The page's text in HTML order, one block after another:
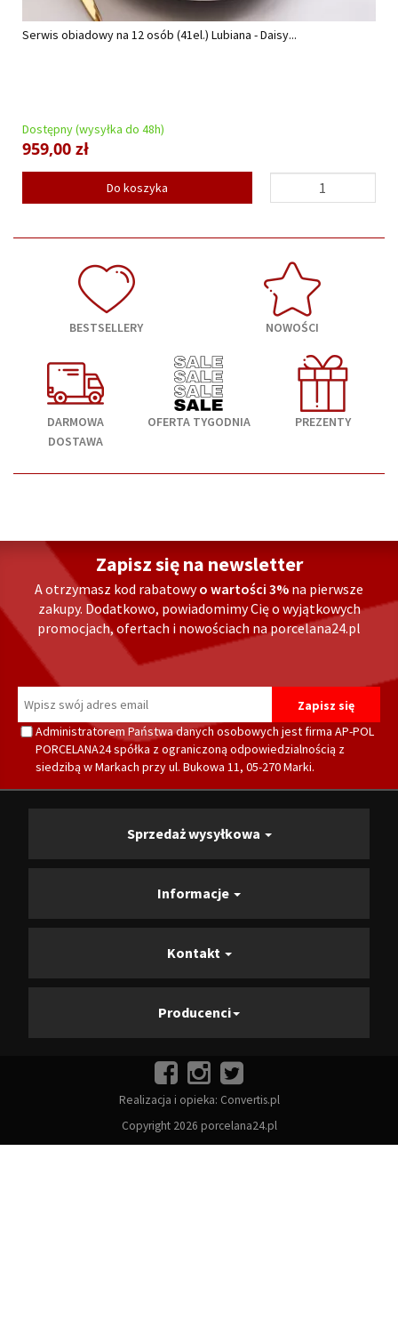
Serwis obiadowy na 12 osób (41el.) Lubiana - Daisy...
Dostępny (wysyłka do 48h)
959,00 zł
Do koszyka
BESTSELLERY NOWOŚCI
DARMOWA
DOSTAWA
OFERTA TYGODNIA PREZENTY
Zapisz się na newsletter
A otrzymasz kod rabatowyo wartości 3% na pierwsze
zakupy. Dodatkowo, powiadomimy Cię o wyjątkowych
promocjach, ofertach i nowościach na porcelana24.pl
Administratorem Państwa danych osobowych jest firma AP-POL
PORCELANA24 spółka z ograniczoną odpowiedzialnością z
siedzibą w Markach przy ul. Bukowa 11, 05-270 Marki.
Sprzedaż wysyłkowa
Informacje
Kontakt
Producenci
Realizacja i opieka: Convertis.pl
Copyright 2026 porcelana24.pl